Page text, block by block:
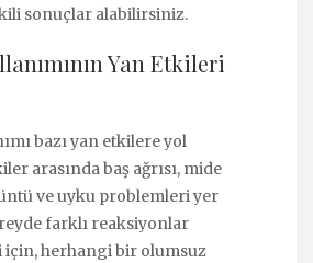
sonuçlar alabilirsiniz.
Yan Etkileri
bazı yan etkilere yol
arasında baş ağrısı, mide
ve uyku problemleri yer
farklı reaksiyonlar
için, herhangi bir olumsuz